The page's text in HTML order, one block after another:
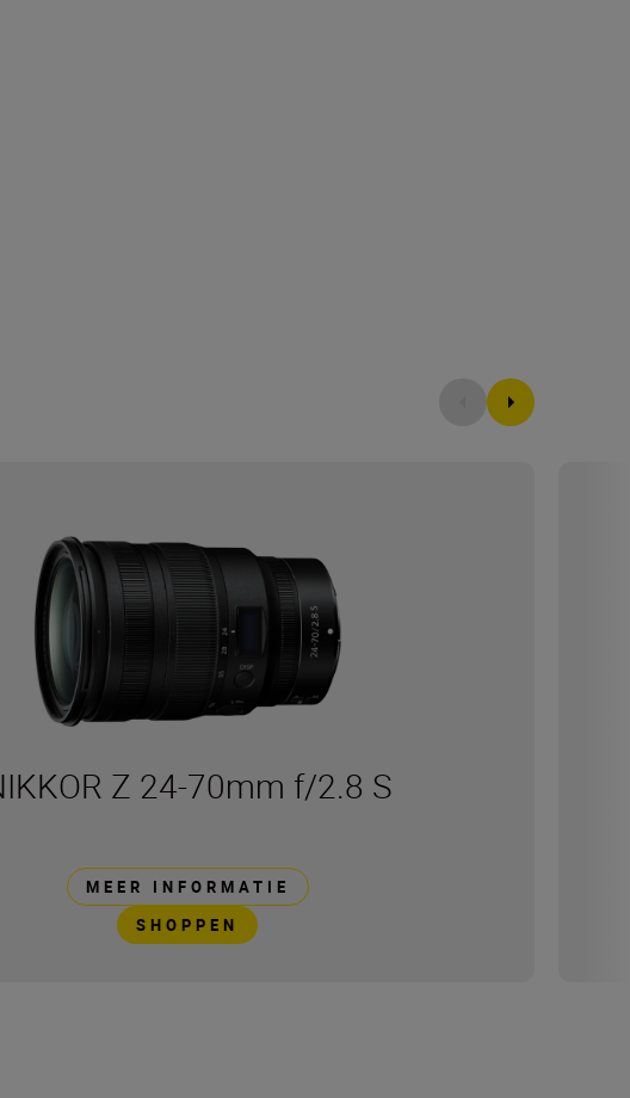
Z 24-70mm f/2.8 S
MEER INFORMATIE
SHOPPEN